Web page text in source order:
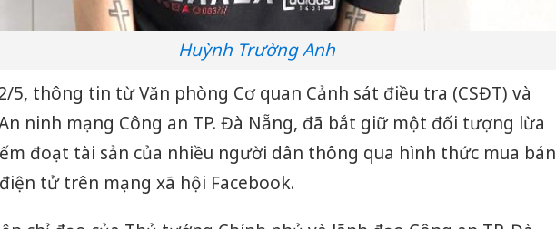
Huỳnh Trường Anh
5, thông tin từ Văn phòng Cơ quan Cảnh sát điều tra (CSĐT) và
ninh mạng Công an TP. Đà Nẵng, đã bắt giữ một đối tượng lừa
đoạt tài sản của nhiều người dân thông qua hình thức mua bán
tử trên mạng xã hội Facebook.